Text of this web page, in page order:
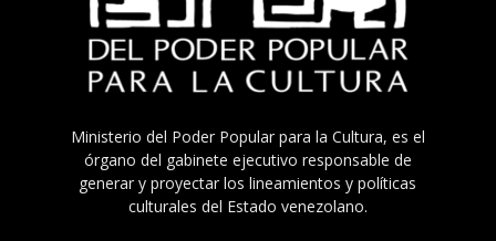
Ministerio del Poder Popular para la Cultura, es el
órgano del gabinete ejecutivo responsable de
generar y proyectar los lineamientos y políticas
culturales del Estado venezolano.